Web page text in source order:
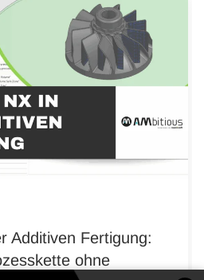
Additiven Fertigung:
ohne